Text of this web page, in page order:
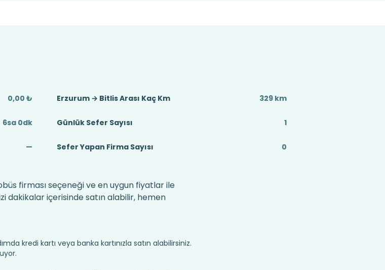
0,00 ₺ Erzurum → Bitlis Arası Kaç Km 329 km
6sa 0dk Günlük Sefer Sayısı 1
— Sefer Yapan Firma Sayısı 0
firması seçeneği ve en uygun fiyatlar ile
dakikalar içerisinde satın alabilir, hemen
kredi kartı veya banka kartınızla satın alabilirsiniz.